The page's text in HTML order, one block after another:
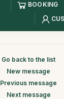
BOOKING
Go back to the list
New message
Previous message
Next message